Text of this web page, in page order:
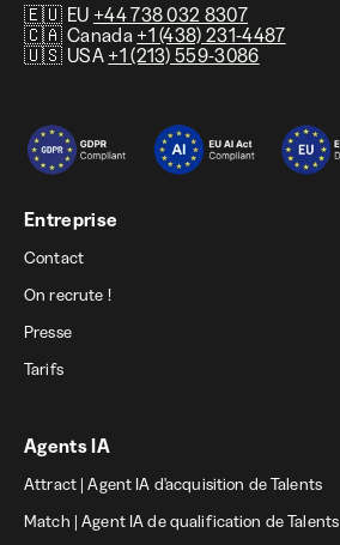
🇪🇺 EU +44 738 032 8307
🇨🇦 Canada +1 (438) 231-4487
🇺🇸 USA +1 (213) 559-3086
Entreprise
Contact
On recrute !
Presse
Tarifs
Agents IA
Attract | Agent IA d'acquisition de Talents
Match | Agent IA de qualification de Talents